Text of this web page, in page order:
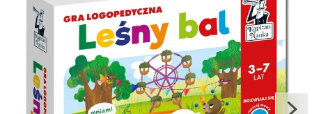
Polski
Po zmianie kraju część produktów może zostać usunięta z
Zapisz